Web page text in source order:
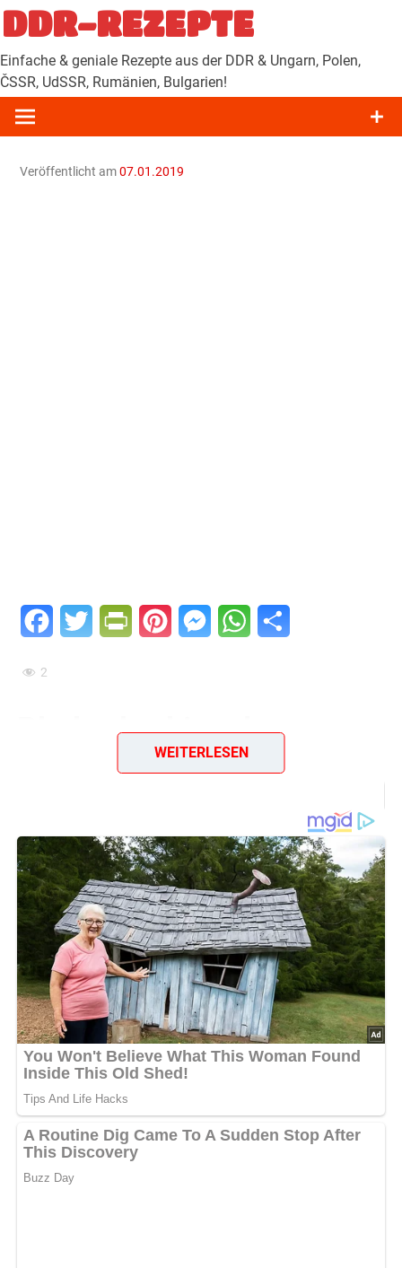
Zum
Inhalt
springen
DDR-REZEPTE
Einfache & geniale Rezepte aus der DDR & Ungarn, Polen,
ČSSR, UdSSR, Rumänien, Bulgarien!
Veröffentlicht am07.01.2019
FacebookTwitter PrintFriendly
PinterestMessengerWhatsApp
2
Rhabarberkissel
300 g Rhabarber
160 g Zucker
40 g Stärkemehl
5 g Zitronenschale
700 ml Wasser
Zubereitung
Die Rhabarberstangen werden gewaschen, geschält, in
Stücke geschnitten und in heißer Zuckerlösung
zusammen mit der Zitronenschale 10 bis 12 Minuten
gekocht.
Dann wird der Rhabarber zusammen mit dem Sud durch
ein Sieb gestrichen, alles wieder zum Kochen gebracht
und mit dem Stärkemehl angedickt.
WEITERLESEN